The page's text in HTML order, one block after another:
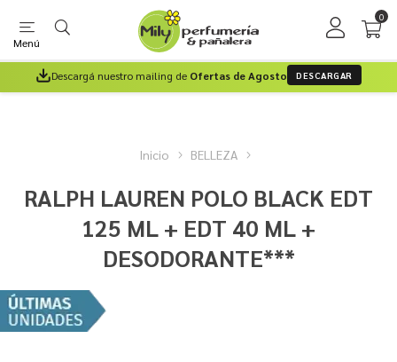
Menú
0
Descargá nuestro mailing de Ofertas de Agosto DESCARGAR
Inicio BELLEZA
RALPH LAUREN POLO BLACK EDT
125 ML + EDT 40 ML +
DESODORANTE***